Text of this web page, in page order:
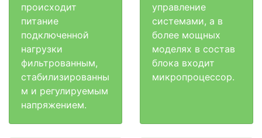
происходит
питание
подключенной
нагрузки
фильтрованным,
стабилизированны
м и регулируемым
напряжением.
управление
системами, а в
более мощных
моделях в состав
блока входит
микропроцессор.